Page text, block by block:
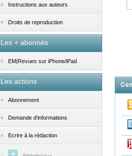
Instructions aux auteurs
Droits de reproduction
Les + abonnés
EM|Revues sur iPhone/iPad
Les actions
Abonnement
Demande d'informations
Ecrire à la rédaction